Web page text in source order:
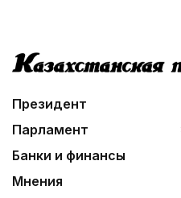
Президент
Парламент
Банки и финансы
Мнения